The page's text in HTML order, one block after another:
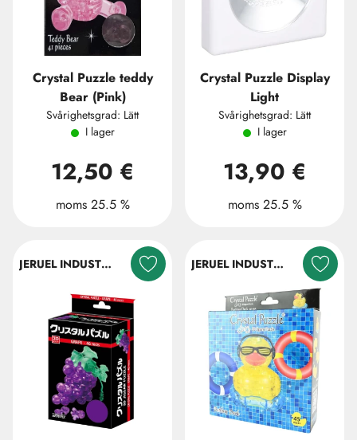
Crystal Puzzle teddy
Bear (Pink)
Svårighetsgrad: Lätt
I lager
12,50 €
moms 25.5 %
Crystal Puzzle Display
Light
Svårighetsgrad: Lätt
I lager
13,90 €
moms 25.5 %
JERUEL INDUSTRIAL COMPANY LTD. JERUEL INDUSTRIAL COMPANY LTD.